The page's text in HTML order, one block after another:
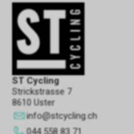
ST Cycling
Strickstrasse 7
8610 Uster
info@stcycling.ch
044 558 83 71